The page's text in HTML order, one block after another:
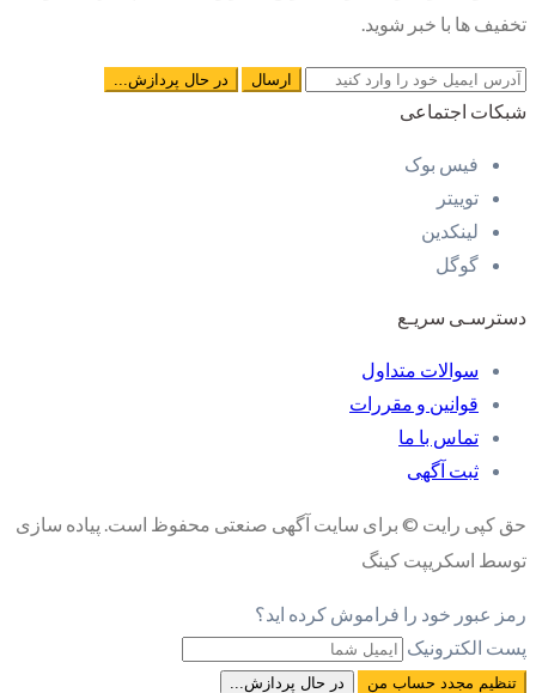
تخفیف ها با خبر شوید.
شبکات اجتماعی
فیس بوک
توییتر
لینکدین
گوگل
دسترسـی سریـع
سوالات متداول
قوانین و مقررات
تماس با ما
ثبت آگهی
حق کپی رایت © برای سایت آگهی صنعتی محفوظ است. پیاده سازی
توسط اسکریپت کینگ
رمز عبور خود را فراموش کرده اید؟
پست الکترونیک
تنظیم مجدد حساب من در حال پردازش...